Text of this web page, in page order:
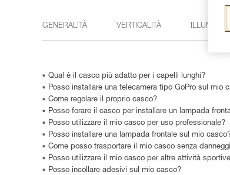
GENERALITÀ VERTICALITÀ
Qual è il casco più adatto per i capelli lunghi?
Posso installare una telecamera tipo GoPro sul mio
Come regolare il proprio casco?
Posso forare il casco per installare un lampada
Posso utilizzare il mio casco per uso professionale?
Posso installare una lampada frontale sul mio
Come posso trasportare il mio casco senza
Posso utilizzare il mio casco per altre attività
Posso incollare adesivi sul mio casco?